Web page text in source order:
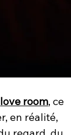
love room, ce
en réalité,